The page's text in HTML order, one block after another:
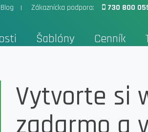
Šablóny Cenník
Blog Zákaznícka podpora: 730 800
Vytvorte si